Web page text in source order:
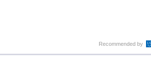
Recommended by